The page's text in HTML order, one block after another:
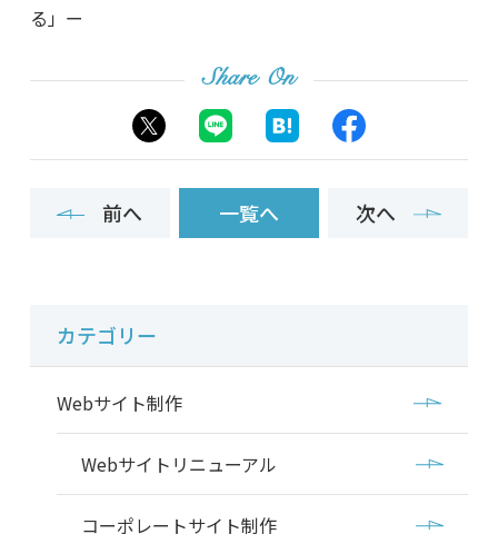
る」ー
Share On
前へ 一覧へ 次へ
カテゴリー
Webサイト制作
Webサイトリニューアル
コーポレートサイト制作